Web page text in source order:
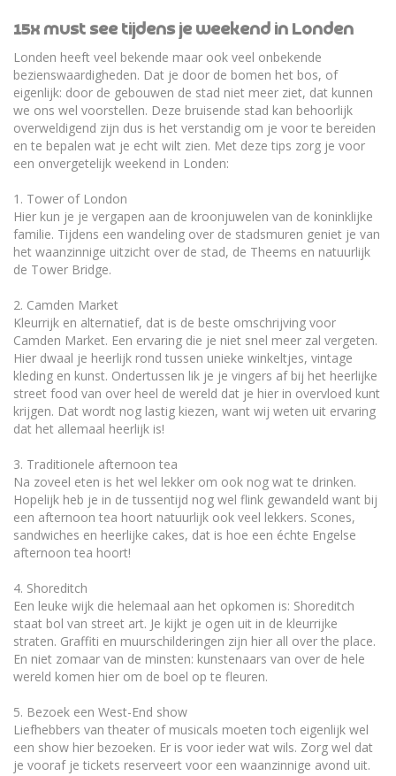
15x must see tijdens je weekend in Londen
Londen heeft veel bekende maar ook veel onbekende
bezienswaardigheden. Dat je door de bomen het bos, of
eigenlijk: door de gebouwen de stad niet meer ziet, dat kunnen
we ons wel voorstellen. Deze bruisende stad kan behoorlijk
overweldigend zijn dus is het verstandig om je voor te bereiden
en te bepalen wat je echt wilt zien. Met deze tips zorg je voor
een onvergetelijk weekend in Londen:
1. Tower of London
Hier kun je je vergapen aan de kroonjuwelen van de koninklijke
familie. Tijdens een wandeling over de stadsmuren geniet je van
het waanzinnige uitzicht over de stad, de Theems en natuurlijk
de Tower Bridge.
2. Camden Market
Kleurrijk en alternatief, dat is de beste omschrijving voor
Camden Market. Een ervaring die je niet snel meer zal vergeten.
Hier dwaal je heerlijk rond tussen unieke winkeltjes, vintage
kleding en kunst. Ondertussen lik je je vingers af bij het heerlijke
street food van over heel de wereld dat je hier in overvloed kunt
krijgen. Dat wordt nog lastig kiezen, want wij weten uit ervaring
dat het allemaal heerlijk is!
3. Traditionele afternoon tea
Na zoveel eten is het wel lekker om ook nog wat te drinken.
Hopelijk heb je in de tussentijd nog wel flink gewandeld want bij
een afternoon tea hoort natuurlijk ook veel lekkers. Scones,
sandwiches en heerlijke cakes, dat is hoe een échte Engelse
afternoon tea hoort!
4. Shoreditch
Een leuke wijk die helemaal aan het opkomen is: Shoreditch
staat bol van street art. Je kijkt je ogen uit in de kleurrijke
straten. Graffiti en muurschilderingen zijn hier all over the place.
En niet zomaar van de minsten: kunstenaars van over de hele
wereld komen hier om de boel op te fleuren.
5. Bezoek een West-End show
Liefhebbers van theater of musicals moeten toch eigenlijk wel
een show hier bezoeken. Er is voor ieder wat wils. Zorg wel dat
je vooraf je tickets reserveert voor een waanzinnige avond uit.